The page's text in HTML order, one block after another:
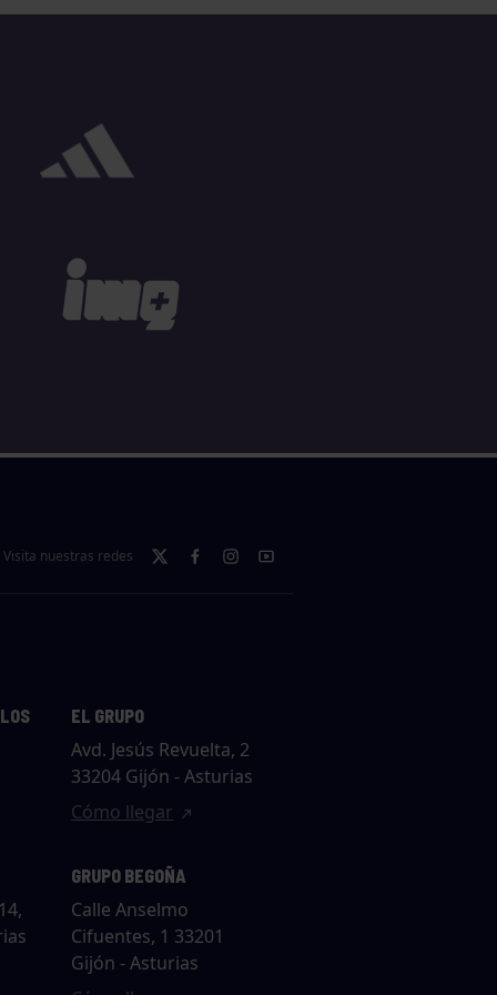
Visita nuestras redes
EL GRUPO
Avd. Jesús Revuelta, 2
33204 Gijón - Asturias
Cómo llegar
GRUPO BEGOÑA
Calle Anselmo
Cifuentes, 1 33201
Gijón - Asturias